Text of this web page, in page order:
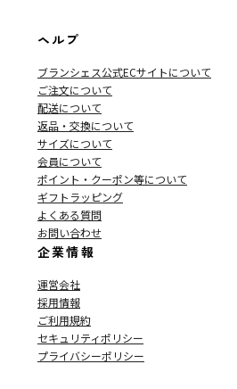
ヘルプ
ブランシェス公式ECサイトについて
ご注文について
配送について
返品・交換について
サイズについて
会員について
ポイント・クーポン等について
ギフトラッピング
よくある質問
お問い合わせ
企業情報
運営会社
採用情報
ご利用規約
セキュリティポリシー
プライバシーポリシー